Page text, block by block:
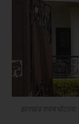
झारखंड शराब